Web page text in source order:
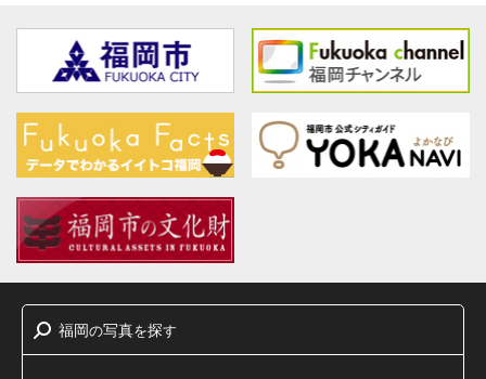
福岡の写真を探す